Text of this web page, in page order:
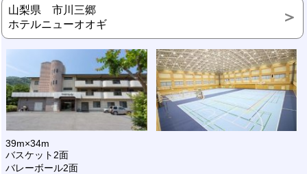
山梨県 市川三郷
ホテルニューオオギ
39m×34m
バスケット2面
バレーボール2面